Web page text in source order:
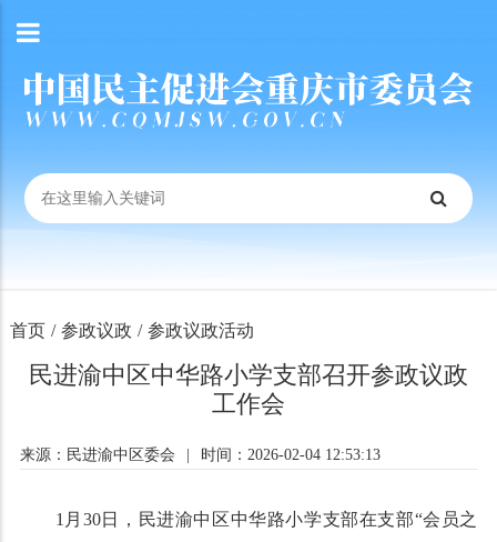
首页 / 参政议政 / 参政议政活动
民进渝中区中华路小学支部召开参政议政
工作会
来源：民进渝中区委会 时间：2026-02-04 12:53:13
1月30日，民进渝中区中华路小学支部在支部“会员之